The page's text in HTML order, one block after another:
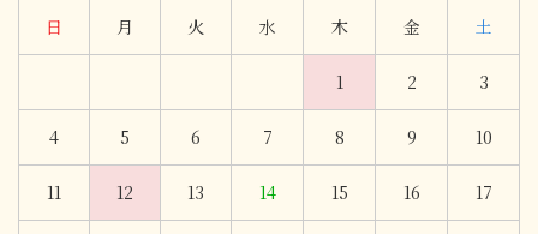
日 月 火 水 木 金 土
1 2 3
4 5 6 7 8 9 10
11 12 13 14 15 16 17